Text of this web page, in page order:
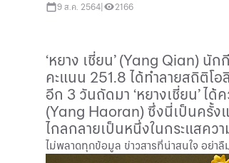
9 ส.ค. 2564 2166
‘หยาง เชี่ยน’ (Yang Qian) นัก
คะแนน 251.8 ได้ทำลายสถิติโ
อีก 3 วันถัดมา ‘หยางเชี่ยน’ ไ
(Yang Haoran) ซึ่งนี่เป็นครั้ง
ไกลกลายเป็นหนึ่งในกระแสค
ไม่พลาดทุกข้อมูล ข่าวสารที่น่าสนใจ อย่าลื